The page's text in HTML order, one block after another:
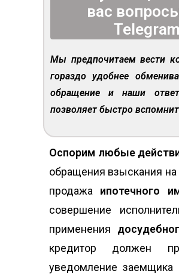
вас
Мы предпочитаем вести
гораздо удобнее
обращение и наши
позволяет быстро
Оспорим любые
обращения взыскания на
продажа ипотечного
совершение
применения
кредитор должен
уведомление заемщика